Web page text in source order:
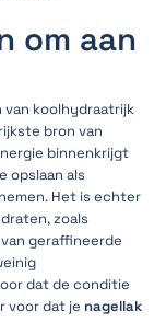
om aan
van koolhydraatrijk
bron van
binnenkrijgt
opslaan als
Het is echter
zoals
geraffineerde
dat de conditie
voor dat je nagellak